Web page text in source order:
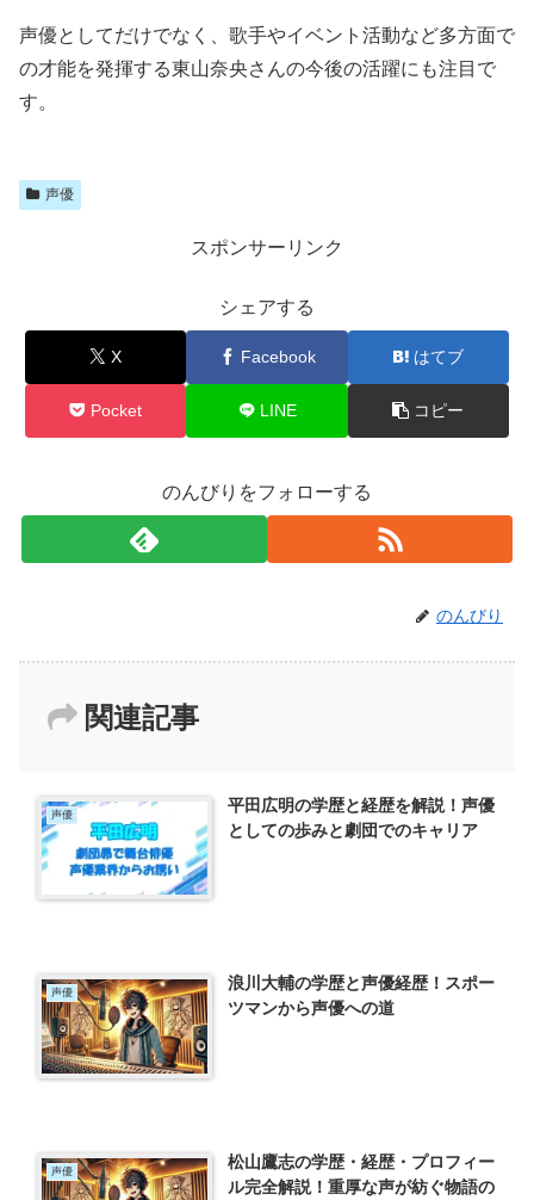
声優としてだけでなく、歌手やイベント活動など多方面で
の才能を発揮する東山奈央さんの今後の活躍にも注目で
す。
声優
スポンサーリンク
シェアする
X Facebook はてブ
Pocket LINE コピー
のんびりをフォローする
のんびり
関連記事
声優
平田広明の学歴と経歴を解説！声優
としての歩みと劇団でのキャリア
声優
浪川大輔の学歴と声優経歴！スポー
ツマンから声優への道
声優
松山鷹志の学歴・経歴・プロフィー
ル完全解説！重厚な声が紡ぐ物語の